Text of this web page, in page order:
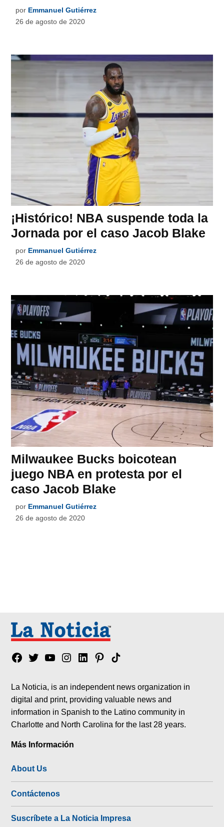
por Emmanuel Gutiérrez
26 de agosto de 2020
¡Histórico! NBA suspende toda la
Jornada por el caso Jacob Blake
por Emmanuel Gutiérrez
26 de agosto de 2020
Milwaukee Bucks boicotean
juego NBA en protesta por el
caso Jacob Blake
por Emmanuel Gutiérrez
26 de agosto de 2020
Facebook
TwitterYouTubeInstagram
LinkedinPinterest
Tik
La Noticia, is an independent news organization in
digital and print, providing valuable news and
information in Spanish to the Latino community in
Charlotte and North Carolina for the last 28 years.
Más Información
About Us
Contáctenos
Suscríbete a La Noticia Impresa